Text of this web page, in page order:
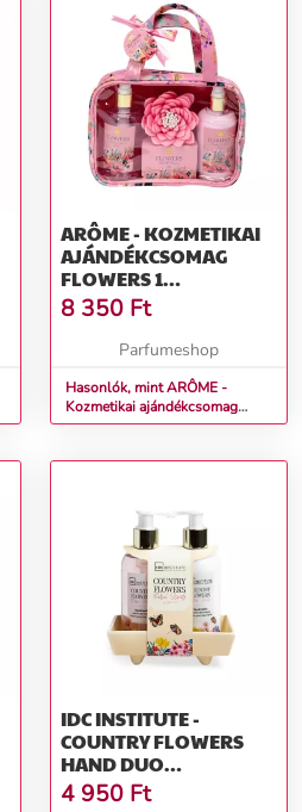
ARÔME - KOZMETIKAI
AJÁNDÉKCSOMAG
FLOWERS 1
AJÁNDÉKCSOMAG
8 350 Ft
Parfumeshop
Hasonlók, mint ARÔME -
Kozmetikai ajándékcsomag
FLOWERS 1 Ajándékcsomag
IDC INSTITUTE -
COUNTRY FLOWERS
HAND DUO
AJÁNDÉKCSOMAG
4 950 Ft